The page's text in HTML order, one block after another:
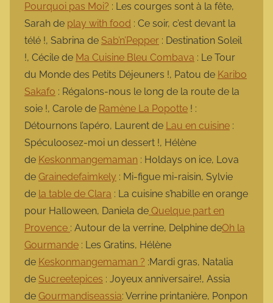
Pourquoi pas Moi? : Les courges sont à la fête,
Sarah de play with food : Ce soir, c’est devant la
télé !, Sabrina de Sab’n’Pepper : Destination Soleil
!, Cécile de Ma Cuisine Bleu Combava : Le Tour
du Monde des Petits Déjeuners !, Patou de Karibo
Sakafo : Régalons-nous le long de la route de la
soie !, Carole de Ramène La Popotte ! :
Détournons l’apéro, Laurent de Lau en cuisine :
Spéculoosez-moi un dessert !, Hélène
de Keskonmangemaman : Holdays on ice, Lova
de Grainedefaimkely : Mi-figue mi-raisin, Sylvie
de la table de Clara : La cuisine s’habille en orange
pour Halloween, Daniela de Quelque part en
Provence : Autour de la verrine, Delphine deOh la
Gourmande : Les Gratins, Hélène
de Keskonmangemaman ? :Mardi gras, Natalia
de Sucreetepices : Joyeux anniversaire!, Assia
de Gourmandiseassia: Verrine printanière, Ponpon